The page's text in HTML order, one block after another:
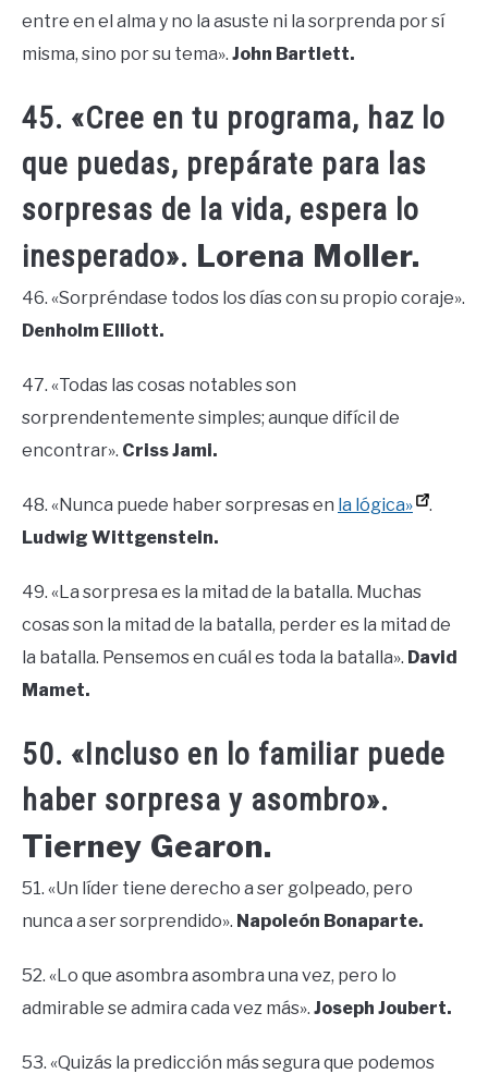
entre en el alma y no la asuste ni la sorprenda por sí
misma, sino por su tema». John Bartlett.
45. «Cree en tu programa, haz lo
que puedas, prepárate para las
sorpresas de la vida, espera lo
inesperado». Lorena Moller.
46. «Sorpréndase todos los días con su propio coraje».
Denholm Elliott.
47. «Todas las cosas notables son
sorprendentemente simples; aunque difícil de
encontrar». Criss Jami.
48. «Nunca puede haber sorpresas en la lógica»
.
Ludwig Wittgenstein.
49. «La sorpresa es la mitad de la batalla. Muchas
cosas son la mitad de la batalla, perder es la mitad de
la batalla. Pensemos en cuál es toda la batalla». David
Mamet.
50. «Incluso en lo familiar puede
haber sorpresa y asombro».
Tierney Gearon.
51. «Un líder tiene derecho a ser golpeado, pero
nunca a ser sorprendido». Napoleón Bonaparte.
52. «Lo que asombra asombra una vez, pero lo
admirable se admira cada vez más». Joseph Joubert.
53. «Quizás la predicción más segura que podemos